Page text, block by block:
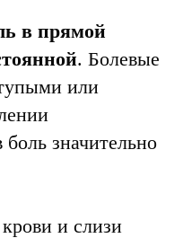
в прямой
. Болевые
или
значительно
и слизи